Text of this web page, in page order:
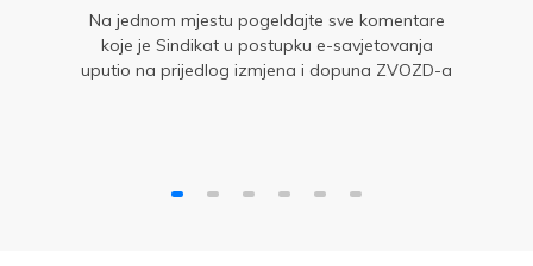
Na jednom mjestu pogeldajte sve komentare
koje je Sindikat u postupku e-savjetovanja
uputio na prijedlog izmjena i dopuna ZVOZD-a